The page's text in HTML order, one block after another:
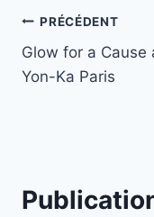
Navigation
de
PRÉCÉDENT
Glow for a Cause
Yon-Ka Paris